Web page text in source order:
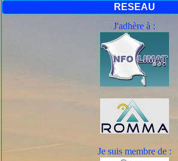
RESEAU
J'adhère à :
Je suis membre de :